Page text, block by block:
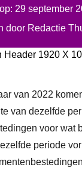
29 september
door Redactie
van 2022
van dezelfde
voor wat
periode